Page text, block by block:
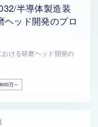
半導体製造装
ヘッド開発のプロ
ける研磨ヘッド開発の
600万～